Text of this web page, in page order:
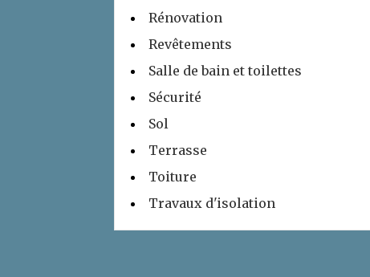
Rénovation
Revêtements
Salle de bain et toilettes
Sécurité
Sol
Terrasse
Toiture
Travaux d'isolation